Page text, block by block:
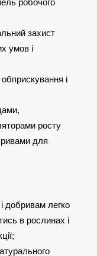
робочого
захист
умов і
і
росту
для
добривам легко
в рослинах і